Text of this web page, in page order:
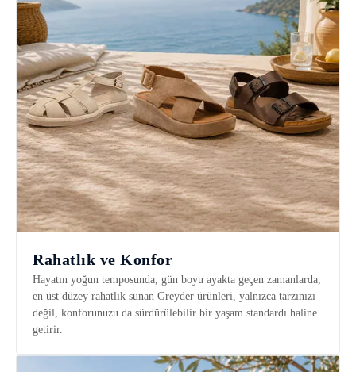
Rahatlık ve Konfor
Hayatın yoğun temposunda, gün boyu ayakta geçen zamanlarda,
en üst düzey rahatlık sunan Greyder ürünleri, yalnızca tarzınızı
değil, konforunuzu da sürdürülebilir bir yaşam standardı haline
getirir.